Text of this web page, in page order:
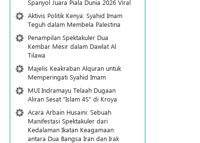
Spanyol Juara Piala Dunia 2026 Viral
Aktivis Politik Kenya: Syahid Imam
Teguh dalam Membela Palestina
Penampilan Spektakuler Dua
Kembar Mesir dalam Dawlat Al
Tilawa
Majelis Keakraban Alquran untuk
Memperingati Syahid Imam
MUI Indramayu Telaah Dugaan
Aliran Sesat "Islam 4S" di Kroya
Acara Arbain Husaini: Sebuah
Manifestasi Spektakuler dari
Kedalaman Ikatan Keagamaan
antara Dua Bangsa Iran dan Irak